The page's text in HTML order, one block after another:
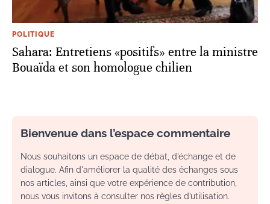
POLITIQUE
Sahara: Entretiens «positifs» entre la ministre
Bouaïda et son homologue chilien
Bienvenue dans l’espace commentaire
Nous souhaitons un espace de débat, d’échange et de
dialogue. Afin d'améliorer la qualité des échanges sous
nos articles, ainsi que votre expérience de contribution,
nous vous invitons à consulter nos règles d’utilisation.